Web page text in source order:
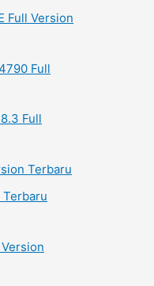
Full Version
Full
Full
Terbaru
Terbaru